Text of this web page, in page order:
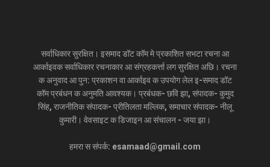
सर्वाधिकार सुरक्षित। इसमाद डॉट कॉम मे प्रकाशित सभटा रचना आ
आर्काइवक सर्वाधिकार रचनाकार आ संग्रहकर्त्ता लग सुरक्षित अछि। रचना
क अनुवाद आ पुन: प्रकाशन वा आर्काइव क उपयोग लेल इ-समाद डॉट
कॉम प्रबंधन क अनुमति आवश्यक। प्रबंधक- छवि झा, संपादक- कुमुद
सिंह, राजनीतिक संपादक- प्रीतिलता मल्लिक, समाचार संपादक- नीलू
कुमारी। वेवसाइट क डिजाइन आ संचालन - जया झा।
हमरा स संपर्क: esamaad@gmail.com